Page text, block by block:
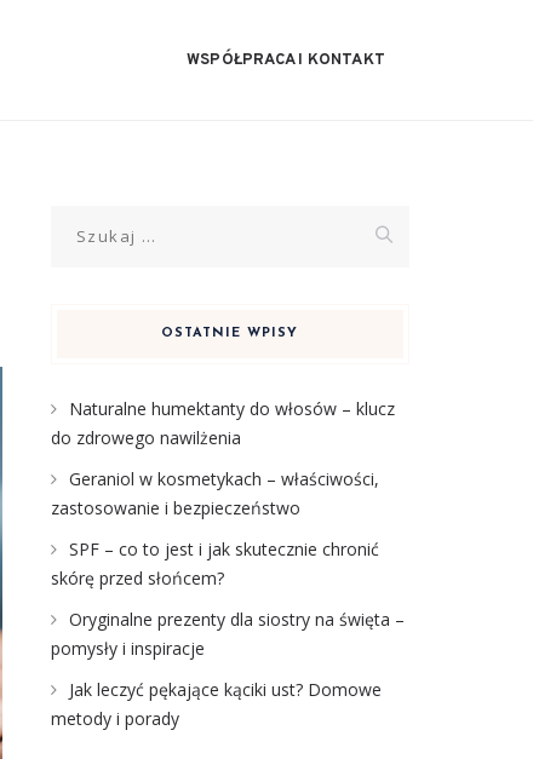
WSPÓŁPRACA I KONTAKT
OSTATNIE WPISY
Naturalne humektanty do włosów – klucz
do zdrowego nawilżenia
Geraniol w kosmetykach – właściwości,
zastosowanie i bezpieczeństwo
SPF – co to jest i jak skutecznie chronić
skórę przed słońcem?
Oryginalne prezenty dla siostry na święta –
pomysły i inspiracje
Jak leczyć pękające kąciki ust? Domowe
metody i porady